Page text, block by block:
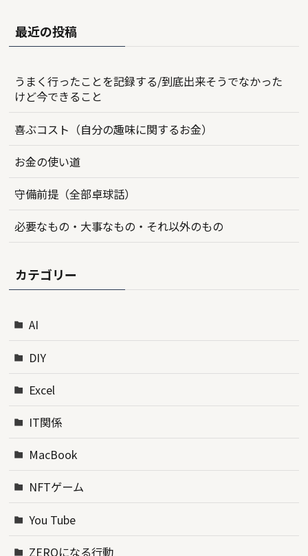
最近の投稿
うまく行ったことを記録する/到底出来そうでなかった
けど今できること
喜ぶコスト（自分の趣味に関するお金）
お金の使い道
守備前提（全部卓球話）
必要なもの・大事なもの・それ以外のもの
カテゴリー
AI
DIY
Excel
IT関係
MacBook
NFTゲーム
You Tube
ZEROになる行動